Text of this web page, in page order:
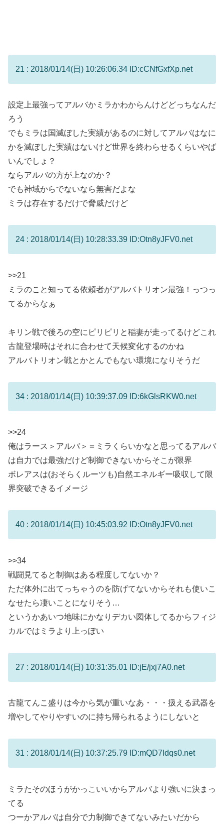
21 : 2018/01/14(日) 10:26:06.34 ID:cCNfGxfXp.net
設定上最強ってアルバかミラかわからんけどどっちなんだ
ろう
でもミラは国滅ぼした実績があるのに対してアルバはなに
かを滅ぼした実績はないけど世界を終わらせるくらいやば
いんでしょ？
ならアルバの方が上なのか？
でも神域からでないなら無害だよな
ミラは存在するだけで脅威だけど
24 : 2018/01/14(日) 10:28:33.39 ID:Otn8yJFV0.net
>>21
ミラのこと知ってる依頼者がアルバトリオン最強！っつっ
てるからなぁ
キリン戦で後ろの空にピリピリと稲妻が走ってるけどこれ
古龍登場時はそれに合わせて天候変化するのかね
アルバトリオン戦とかとんでもない環境になりそうだ
34 : 2018/01/14(日) 10:39:37.09 ID:6kGlsRKW0.net
>>24
俺はラース＞アルバ＞＝ミラくらいかなと思ってるアルバ
は自力では最強だけど制御できないからそこが限界
ボレアスは(おそらくルーツも)自然エネルギー吸収して限
界突破できるイメージ
40 : 2018/01/14(日) 10:45:03.92 ID:Otn8yJFV0.net
>>34
戦闘見てると制御はある程度してないか？
ただ体外に出てっちゃうのを防げてないからそれも使いこ
なせたら凄いことになりそう…
というかあいつ地味にかなりデカい図体してるからフィジ
カルではミラより上っぽい
27 : 2018/01/14(日) 10:31:35.01 ID:jE/jxj7A0.net
古龍てんこ盛りは今から気が重いなあ・・・扱える武器を
増やしてやりやすいのに持ち帰られるようにしないと
31 : 2018/01/14(日) 10:37:25.79 ID:mQD7Idqs0.net
ミラたそのほうがかっこいいからアルバより強いに決まっ
てる
つーかアルバは自分で力制御できてないみたいだから